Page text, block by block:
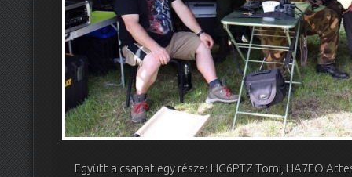
Együtt a csapat egy része: HG6PTZ Tomi, HA7EO